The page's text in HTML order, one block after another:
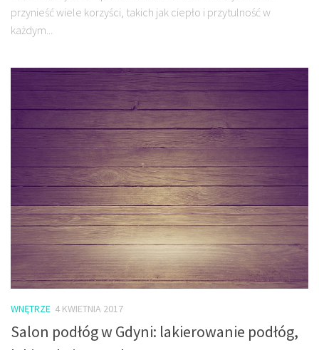
przynieść wiele korzyści, takich jak ciepło i przytulność w
każdym...
WNĘTRZE 4 KWIETNIA 2017
Salon podłóg w Gdyni: lakierowanie podłóg,